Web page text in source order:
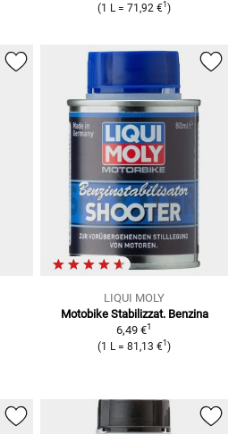
(1 L = 71,92 €1 )
LIQUI MOLY
Motobike Stabilizzat. Benzina
6,49 €1
(1 L = 81,13 €1 )